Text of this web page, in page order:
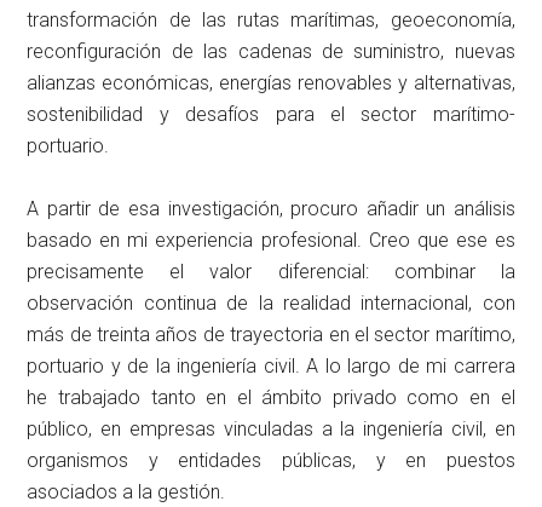
transformación de las rutas marítimas, geoeconomía,
reconfiguración de las cadenas de suministro, nuevas
alianzas económicas, energías renovables y alternativas,
sostenibilidad y desafíos para el sector marítimo-
portuario.
A partir de esa investigación, procuro añadir un análisis
basado en mi experiencia profesional. Creo que ese es
precisamente el valor diferencial: combinar la
observación continua de la realidad internacional, con
más de treinta años de trayectoria en el sector marítimo,
portuario y de la ingeniería civil. A lo largo de mi carrera
he trabajado tanto en el ámbito privado como en el
público, en empresas vinculadas a la ingeniería civil, en
organismos y entidades públicas, y en puestos
asociados a la gestión.